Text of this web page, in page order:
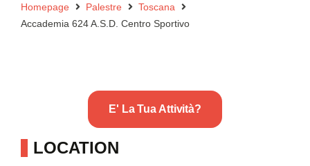
Homepage Palestre
Toscana
Accademia 624 A.S.D. Centro Sportivo
E' La Tua Attività?
LOCATION